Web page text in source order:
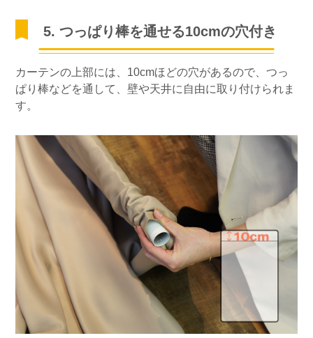
5. つっぱり棒を通せる10cmの穴付き
カーテンの上部には、10cmほどの穴があるので、つっ
ぱり棒などを通して、壁や天井に自由に取り付けられま
す。